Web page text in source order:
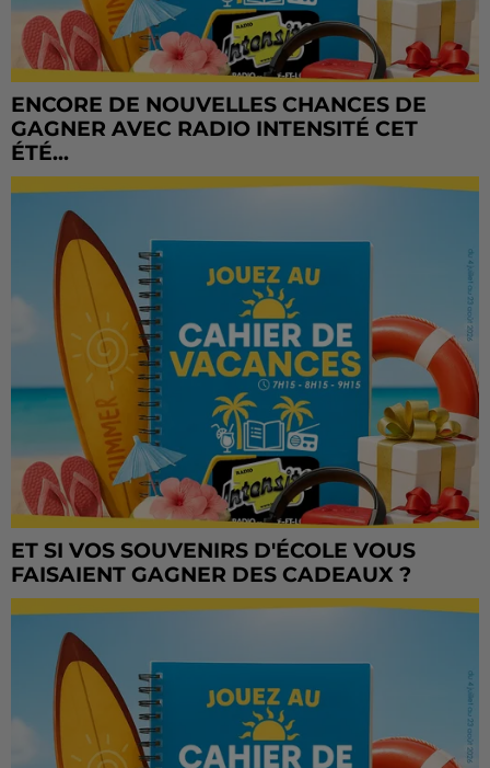
ENCORE DE NOUVELLES CHANCES DE
GAGNER AVEC RADIO INTENSITÉ CET
ÉTÉ...
ET SI VOS SOUVENIRS D'ÉCOLE VOUS
FAISAIENT GAGNER DES CADEAUX ?